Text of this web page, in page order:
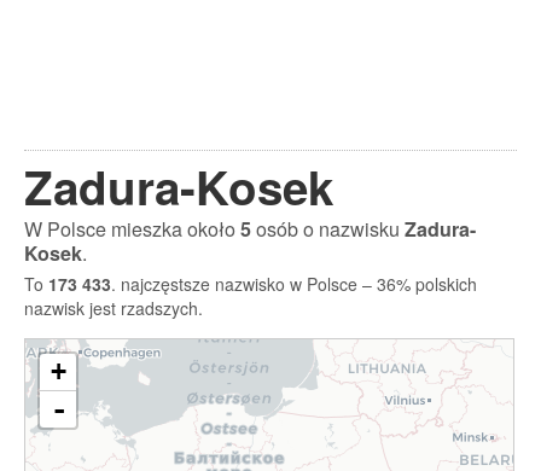
Zadura-Kosek
W Polsce mieszka około5osób o nazwisku Zadura-
Kosek.
To 173 433. najczęstsze nazwisko w Polsce – 36% polskich
nazwisk jest rzadszych.
+
-